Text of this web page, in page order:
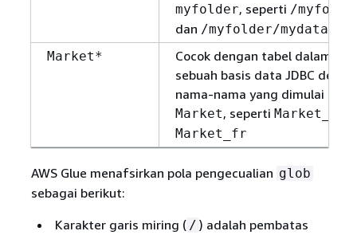
myfolder, seperti /
dan /myfolder/
Market*
Cocok dengan tabel dalam
sebuah basis data JDBC
nama-nama yang dimulai
Market, seperti Market_us
Market_fr
AWS Glue menafsirkan pola pengecualian glob
sebagai berikut:
Karakter garis miring ( / ) adalah pembatas